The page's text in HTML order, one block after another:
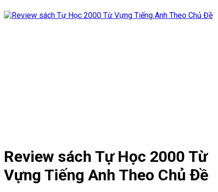
Review sách Tự Học 2000 Từ
Vựng Tiếng Anh Theo Chủ Đề